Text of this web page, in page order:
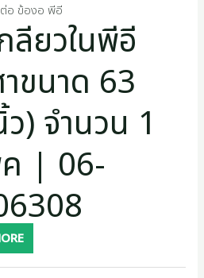
อ ข้องอ พีอี
ลียวในพีอี
ขนาด 63
) จำนวน 1
| 06-